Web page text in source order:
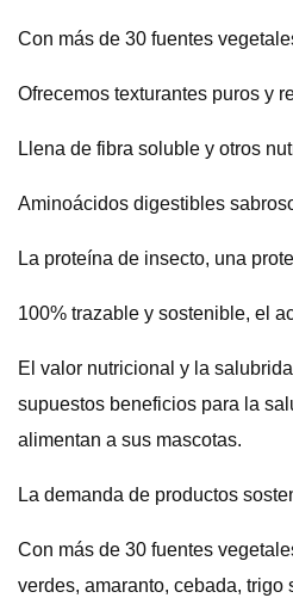
Con más de 30 fuentes
Ofrecemos texturantes puros y
Llena de fibra soluble y otros
Aminoácidos digestibles
La proteína de insecto, una
100% trazable y sostenible, el
El valor nutricional y la
supuestos beneficios para la
alimentan a sus mascotas.
La demanda de productos
Con más de 30 fuentes
verdes, amaranto, cebada, trigo